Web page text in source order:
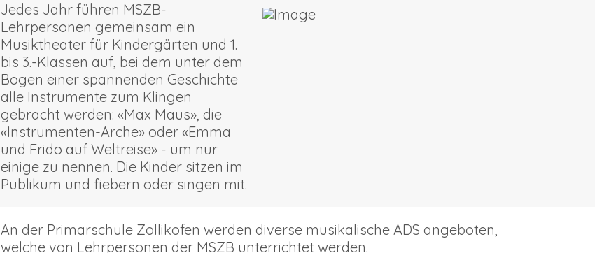
Jedes Jahr führen MSZB-
Lehrpersonen gemeinsam ein
Musiktheater für Kindergärten und 1.
bis 3.-Klassen auf, bei dem unter dem
Bogen einer spannenden Geschichte
alle Instrumente zum Klingen
gebracht werden: «Max Maus», die
«Instrumenten-Arche» oder «Emma
und Frido auf Weltreise» - um nur
einige zu nennen. Die Kinder sitzen im
Publikum und fiebern oder singen mit.
An der Primarschule Zollikofen werden diverse musikalische ADS angeboten,
welche von Lehrpersonen der MSZB unterrichtet werden.